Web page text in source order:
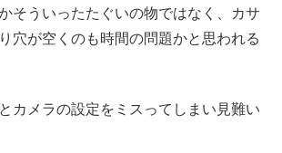
そういったたぐいの物ではなく、カサ
穴が空くのも時間の問題かと思われる
カメラの設定をミスってしまい見難い